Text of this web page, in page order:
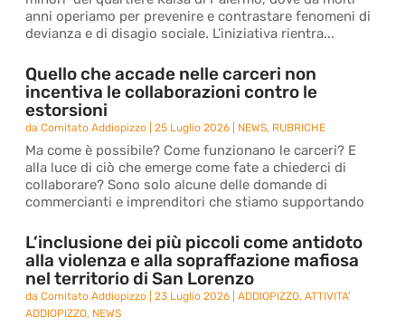
anni operiamo per prevenire e contrastare fenomeni di
devianza e di disagio sociale. L’iniziativa rientra...
Quello che accade nelle carceri non
incentiva le collaborazioni contro le
estorsioni
daComitato Addiopizzo |25 Luglio 2026 NEWS, RUBRICHE
Ma come è possibile? Come funzionano le carceri? E
alla luce di ciò che emerge come fate a chiederci di
collaborare? Sono solo alcune delle domande di
commercianti e imprenditori che stiamo supportando
L’inclusione dei più piccoli come antidoto
alla violenza e alla sopraffazione mafiosa
nel territorio di San Lorenzo
daComitato Addiopizzo |23 Luglio 2026 |ADDIOPIZZO,ATTIVITA'
ADDIOPIZZO, NEWS